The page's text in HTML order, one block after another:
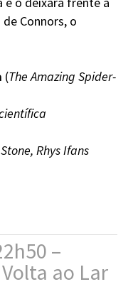
Connors, o
(The Amazing Spider-
Rhys Ifans
–
ao Lar